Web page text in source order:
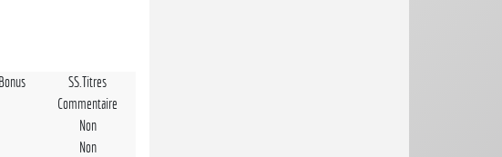
SS.Titres
Commentaire
Non
Non